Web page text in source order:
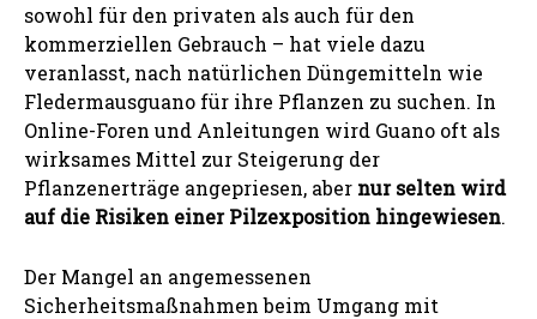
sowohl für den privaten als auch für den
kommerziellen Gebrauch – hat viele dazu
veranlasst, nach natürlichen Düngemitteln wie
Fledermausguano für ihre Pflanzen zu suchen. In
Online-Foren und Anleitungen wird Guano oft als
wirksames Mittel zur Steigerung der
Pflanzenerträge angepriesen, aber nur selten wird
auf die Risiken einer Pilzexposition hingewiesen.
Der Mangel an angemessenen
Sicherheitsmaßnahmen beim Umgang mit